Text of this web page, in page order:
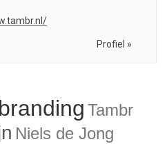
Profiel »
Tambr
Niels de Jong